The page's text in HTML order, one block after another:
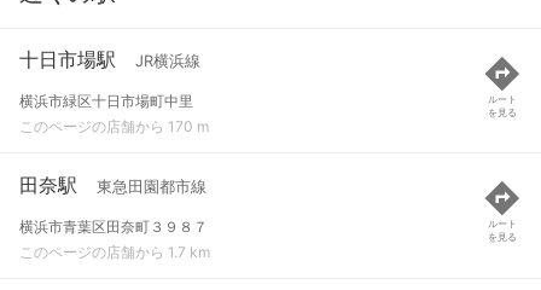
十日市場駅 JR横浜線
横浜市緑区十日市場町中里
このページの店舗から 170 m
ルート
を見る
田奈駅 東急田園都市線
横浜市青葉区田奈町３９８７
このページの店舗から 1.7 km
ルート
を見る